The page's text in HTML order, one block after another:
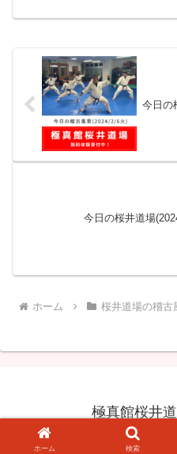
今日の
今日の桜井道場
ホーム 桜井道場の稽古
極真館桜井
© 2023 極真館桜
ホーム 検索